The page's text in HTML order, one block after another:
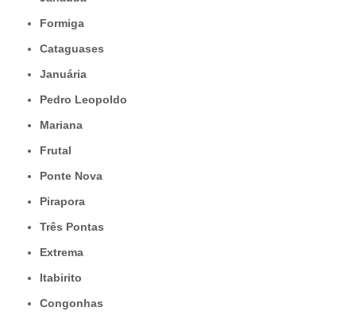
Formiga
Cataguases
Januária
Pedro Leopoldo
Mariana
Frutal
Ponte Nova
Pirapora
Três Pontas
Extrema
Itabirito
Congonhas